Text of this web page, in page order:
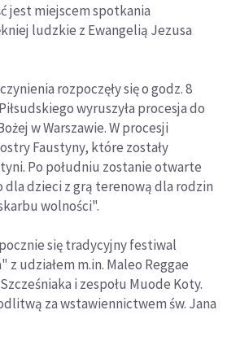
jest miejscem spotkania
ludzkie z Ewangelią Jezusa
rozpoczęły się o godz. 8
wyruszyła procesja do
w Warszawie. W procesji
Faustyny, które zostały
Po południu zostanie otwarte
dzieci z grą terenową dla rodzin
wolności".
się tradycyjny festiwal
udziałem m.in. Maleo Reggae
i zespołu Muode Koty.
za wstawiennictwem św. Jana